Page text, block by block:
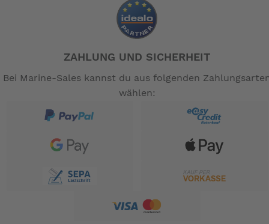
ZAHLUNG UND SICHERHEIT
Bei Marine-Sales kannst du aus folgenden
wählen: